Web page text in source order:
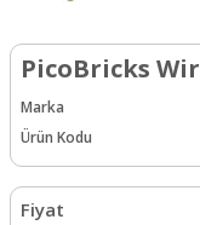
PicoBricks
Marka
Ürün Kodu
Fiyat